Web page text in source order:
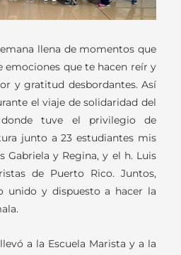
llena de momentos que
emociones que te hacen reír y
y gratitud desbordantes. Así
el viaje de solidaridad del
tuve el privilegio de
junto a 23 estudiantes mis
Gabriela y Regina, y el h. Luis
de Puerto Rico. Juntos,
unido y dispuesto a hacer la
a la Escuela Marista y a la